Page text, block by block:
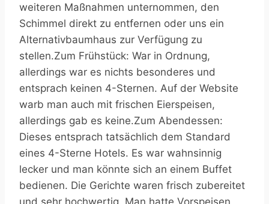
weiteren Maßnahmen unternommen, den
Schimmel direkt zu entfernen oder uns ein
Alternativbaumhaus zur Verfügung zu
stellen.Zum Frühstück: War in Ordnung,
allerdings war es nichts besonderes und
entsprach keinen 4-Sternen. Auf der Website
warb man auch mit frischen Eierspeisen,
allerdings gab es keine.Zum Abendessen:
Dieses entsprach tatsächlich dem Standard
eines 4-Sterne Hotels. Es war wahnsinnig
lecker und man könnte sich an einem Buffet
bedienen. Die Gerichte waren frisch zubereitet
und sehr hochwertig. Man hatte Vorspeisen,